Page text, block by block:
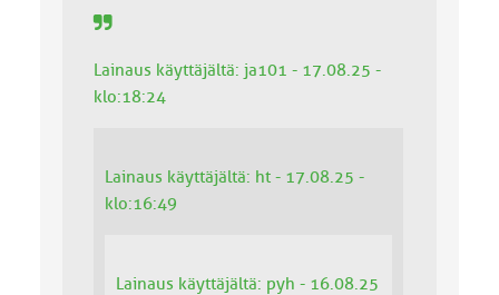
Lainaus käyttäjältä: ja101 - 17.08.25 -
klo:18:24
Lainaus käyttäjältä: ht - 17.08.25 -
klo:16:49
Lainaus käyttäjältä: pyh - 16.08.25